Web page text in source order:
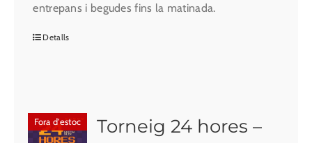
entrepans i begudes fins la matinada.
Detalls
Fora d'estoc
Torneig 24 hores –